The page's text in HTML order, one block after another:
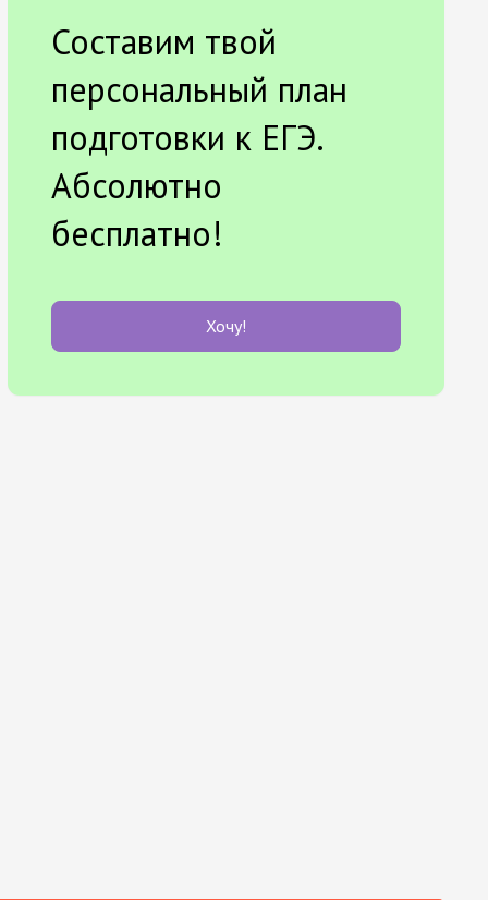
Составим твой
персональный план
подготовки к ЕГЭ.
Абсолютно
бесплатно!
Хочу!